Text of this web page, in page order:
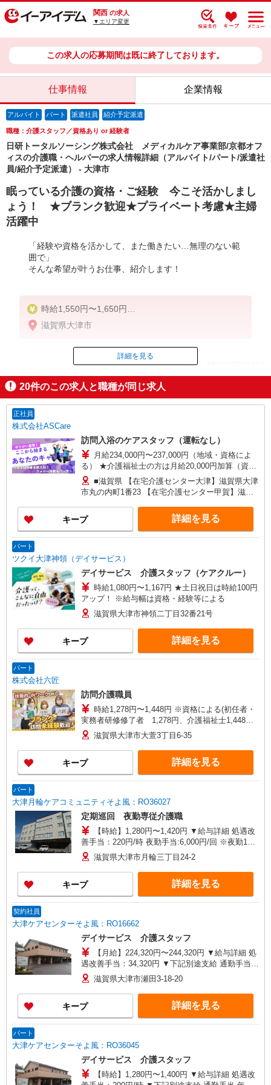
関西 の求人
▼エリア変更
この求人の応募期間は既に終了しております。
仕事情報 企業情報
アルバイト パート 派遣社員 紹介予定派遣
職種：介護スタッフ／資格あり or 経験者
日研トータルソーシング株式会社 メディカルケア事業部/京都オフ
ィスの介護職・ヘルパーの求人情報詳細（アルバイト/パート/派遣社
員/紹介予定派遣） - 大津市
眠っている介護の資格・ご経験 今こそ活かしまし
ょう！ ★ブランク歓迎★プライベート考慮★主婦
活躍中
「経験や資格を活かして、また働きたい…無理のない範
囲で」
そんな希望が叶うお仕事、紹介します！
時給1,550円〜1,650円
◆無資格・経験者：1,550円〜
◆初任者研修・経験者：1,600円〜
◆介護福祉士：1,650円〜
※経験者は3ヶ月以上
※給与幅は経験・能力による
★週払いOK（規定あり）
滋賀県大津市
ID：AE0626560122
掲載期間終了
詳細を見る
20件のこの求人と職種が同じ求人
正社員
株式会社ASCare
訪問入浴のケアスタッフ（運転なし）
月給234,000円〜237,000円（地域・資格によ
る） ★介護福祉士の方は月給20,000円加算（資格
手当） 別途交通費支給（30,000円上限／月） 別途
残業手当（月平均残業時間15時間）残業代全額支
給
■滋賀県 【在宅介護センター大津】滋賀県大津
市丸の内町1番23 【在宅介護センター甲賀】滋賀
用住宅1階 【在宅介護センター彦根】滋賀県彦根
市高宮町1362-2 センチュリーマンション110号室
【在宅介護センター長浜】滋賀県長浜市八幡東町
宅介護センター亀岡】京都府亀岡市千代川町今津
一丁目11番地10 レジェンド千代川1階A号室
【在宅介護センター福知山】京都府福知山市駅南
町三丁目101 アルファーユービル1階A号室
キープ 詳細を見る
パート
ツクイ大津神領（デイサービス）
デイサービス 介護スタッフ（ケアクルー）
時給1,080円〜1,167円 ★土日祝日は時給100円
アップ！ ※給与幅は資格・経験等による
滋賀県大津市神領二丁目32番21号
キープ 詳細を見る
パート
株式会社六匠
訪問介護職員
時給1,278円〜1,448円 ※資格による(初任者・
実務者研修修了者 1,278円、介護福祉士1,448円)
※一律職務・処遇改善加算手当含む ※試用期間3
ヵ月（同条件）
滋賀県大津市大萱3丁目6-35
キープ 詳細を見る
パート
大津月輪ケアコミュニティそよ風：RO36027
定期巡回 夜勤専従介護職
【時給】1,280円〜1,420円 ▼給与詳細 処遇改
善手当：220円/時 夜勤手当:6,000円/回 ※夜勤1回
あたり26,480〜28,720円（処遇改善手当含） ▼下
記別途支給 通勤手当 年末年始手当：380円/時 寸
志あり：年2回（6月・12月） ※業績による ※処
遇改善手当は試用期間中(3ヶ月)は支給なし
滋賀県大津市月輪三丁目24-2
キープ 詳細を見る
契約社員
大津ケアセンターそよ風：RO16662
デイサービス 介護スタッフ
【月給】224,320円〜244,320円 ▼給与詳細 処
遇改善手当：34,320円 ▼下記別途支給 通勤手当
年末年始手当：380円/時 寸志あり：年2回（6月・
12月） ※業績による 特別報酬：平均33.8万円（最
高額130万円） ※2025年6月支給実績 ※処遇改善
手当は試用期間中(3ヶ月)は支給なし
滋賀県大津市瀬田3-18-20
キープ 詳細を見る
パート
大津ケアセンターそよ風：RO36045
デイサービス 介護スタッフ
【時給】1,280円〜1,400円 ▼給与詳細 処遇改